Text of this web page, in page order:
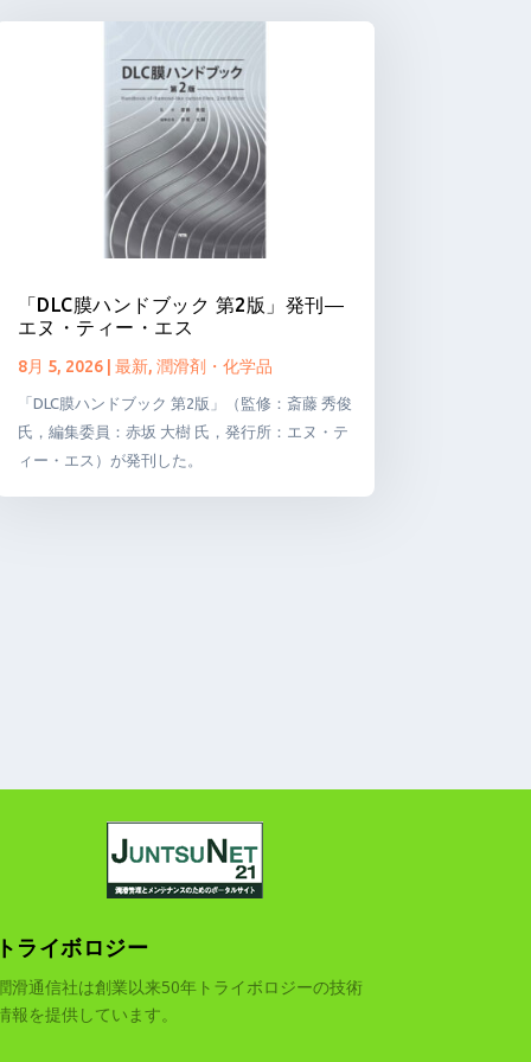
「DLC膜ハンドブック 第2版」発刊―
エヌ・ティー・エス
8月 5, 2026| 最新, 潤滑剤・化学品
「DLC膜ハンドブック 第2版」（監修：斎藤 秀俊
氏，編集委員：赤坂 大樹 氏，発行所：エヌ・テ
ィー・エス）が発刊した。
ライボロジー
滑通信社は創業以来50年トライボロジーの技術
報を提供しています。